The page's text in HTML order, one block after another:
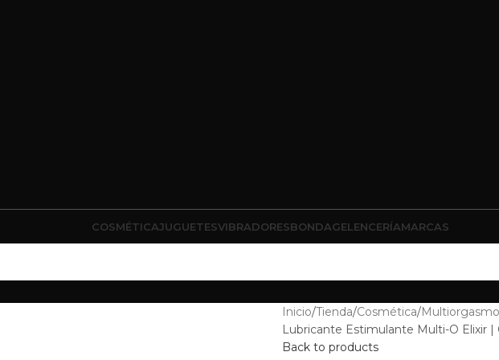
COSMÉTICAJUGUETESVIBRADORESBONDAGELENCERÍAMARCAS
Inicio Tienda Cosmética
Lubricante Estimulante Multi-O Elixir
Back to products